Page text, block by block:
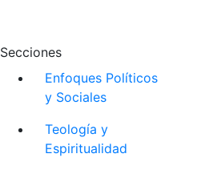
Secciones
Enfoques Políticos
y Sociales
Teología y
Espiritualidad